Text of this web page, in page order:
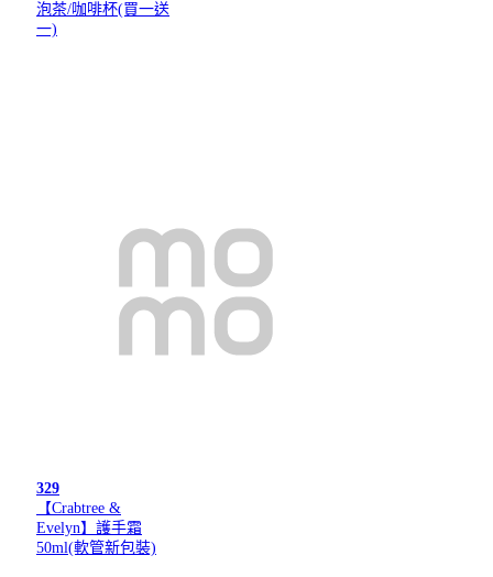
泡茶/咖啡杯(買一送
一)
329
【Crabtree &
Evelyn】護手霜
50ml(軟管新包裝)